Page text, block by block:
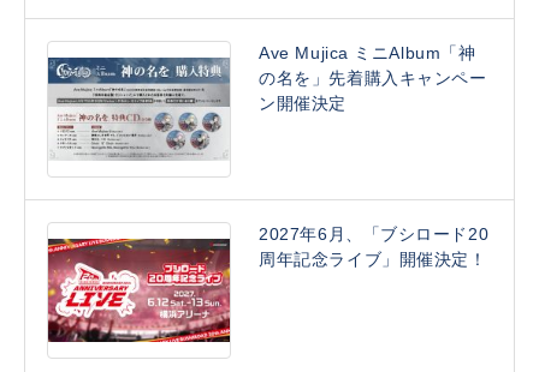
Ave Mujica ミニAlbum「神
の名を」先着購入キャンペー
ン開催決定
2027年6月、「ブシロード20
周年記念ライブ」開催決定！